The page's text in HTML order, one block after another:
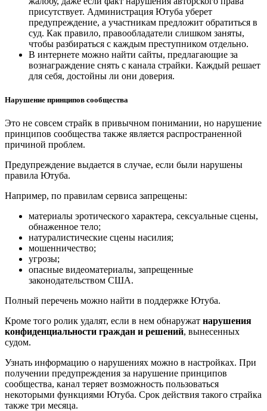
присутствует. Администрация Ютуба уберет
предупреждение, а участникам предложит обратиться в
суд. Как правило, правообладатели слишком заняты,
чтобы разбираться с каждым преступником отдельно.
В интернете можно найти сайты, предлагающие за
вознаграждение снять с канала страйки. Каждый решает
для себя, достойны ли они доверия.
Нарушение принципов сообщества
Это не совсем страйк в привычном понимании, но нарушение
принципов сообщества также является распространенной
причиной проблем.
Предупреждение выдается в случае, если были нарушены
правила Ютуба.
Например, по правилам сервиса запрещены:
материалы эротического характера, сексуальные сцены,
обнаженное тело;
натуралистические сцены насилия;
мошенничество;
угрозы;
опасные видеоматериалы, запрещенные
законодательством США.
Полный перечень можно найти в поддержке Ютуба.
Кроме того ролик удалят, если в нем обнаружат нарушения
конфиденциальности граждан и решений, вынесенных
судом.
Узнать информацию о нарушениях можно в настройках. При
получении предупреждения за нарушение принципов
сообщества, канал теряет возможность пользоваться
некоторыми функциями Ютуба. Срок действия такого страйка
также три месяца.